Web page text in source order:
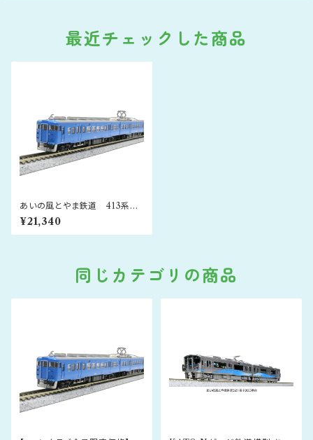
最近チェックした商品
あいの風とやま鉄道 413系
北陸地域色 3両セット
¥21,340
同じカテゴリの商品